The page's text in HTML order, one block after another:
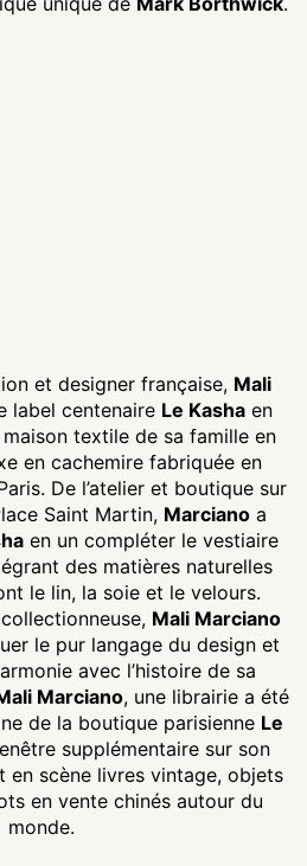
et designer française, Mali
label centenaire Le Kashaen
textile de sa famille en
en cachemire fabriquée en
De l’atelier et boutique sur
Saint Martin, Marciano a
en un compléter le vestiaire
des matières naturelles
le lin, la soie et le velours.
Mali Marciano
le pur langage du design et
avec l’histoire de sa
Marciano, une librairie a été
de la boutique parisienne Le
supplémentaire sur son
en scène livres vintage, objets
en vente chinés autour du
monde.